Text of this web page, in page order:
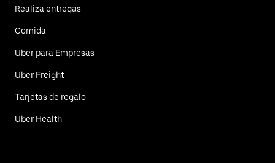
Realiza entregas
Comida
Uber para Empresas
Uber Freight
Tarjetas de regalo
Uber Health